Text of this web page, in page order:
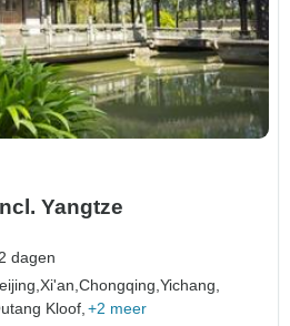
Yangtze
dagen
Xi'an,Chongqing,Yichang,
Kloof, +2 meer